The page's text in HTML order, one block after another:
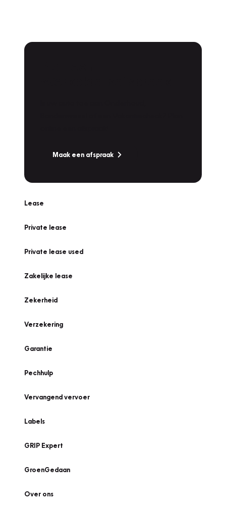
Maak een afspraak
Lease
Private lease
Private lease used
Zakelijke lease
Zekerheid
Verzekering
Garantie
Pechhulp
Vervangend vervoer
Labels
GRIP Expert
GroenGedaan
Over ons